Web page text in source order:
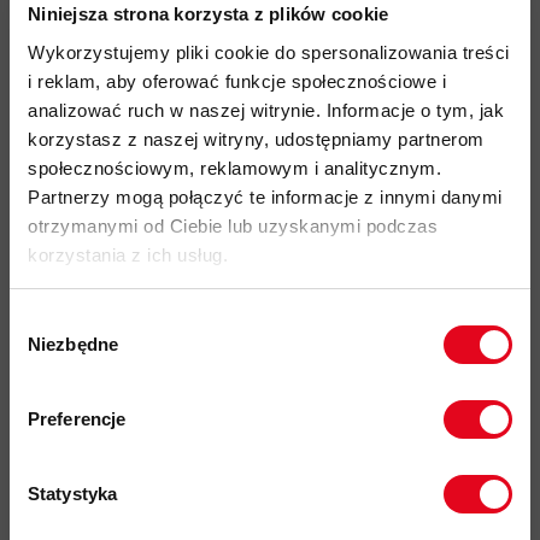
Niniejsza strona korzysta z plików cookie
Wykorzystujemy pliki cookie do spersonalizowania treści
i reklam, aby oferować funkcje społecznościowe i
analizować ruch w naszej witrynie. Informacje o tym, jak
korzystasz z naszej witryny, udostępniamy partnerom
społecznościowym, reklamowym i analitycznym.
Partnerzy mogą połączyć te informacje z innymi danymi
otrzymanymi od Ciebie lub uzyskanymi podczas
korzystania z ich usług.
zgody
Niezbędne
Preferencje
Statystyka
wykonane w 100% z poliestru pochodzącego z recyklingu
materiał barwiony przy użyciu zrównoważonego
ekologicznie procesu "solution dyed", który pozwala na
znaczne zmniejszeniezużycia H2Oorazemisji CO 2w
procesie produkcji materiału oraz zwiększenie trwałości
koloru
technologia MAMMUT High Reach Technology
zapewniająca nieograniczoną swobodę ruchów podczas
wspinaczki i unoszenia rąk
płaszczyźnie
pionowej oraz poziomej nawet w rękawiczkach dzięki
2-wózkowy, wodoodporny, frontowy zamek YKK
2 boczne kieszenie z wodoopornymi zamkami YKK,
odbierz